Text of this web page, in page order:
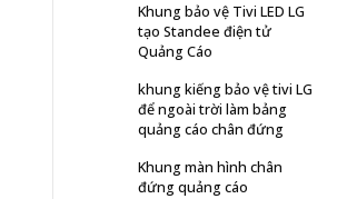
Khung bảo vệ Tivi LED LG
tạo Standee điện tử
Quảng Cáo
khung kiếng bảo vệ tivi LG
để ngoài trời làm bảng
quảng cáo chân đứng
Khung màn hình chân
đứng quảng cáo